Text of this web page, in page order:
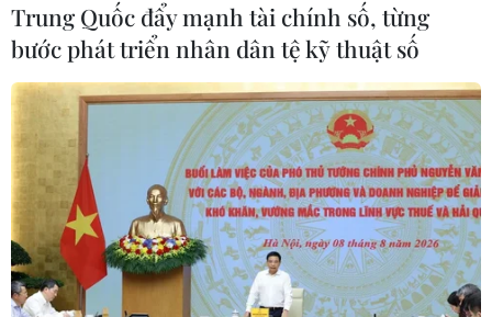
Trung Quốc đẩy mạnh tài chính số, từng
bước phát triển nhân dân tệ kỹ thuật số